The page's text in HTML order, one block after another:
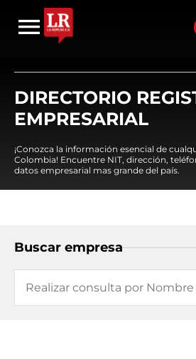
DIRECTORIO
EMPRESARIAL
¡Conozca la información esencial de
Colombia! Encuentre NIT, dirección,
datos empresarial mas grande del país.
Buscar empresa